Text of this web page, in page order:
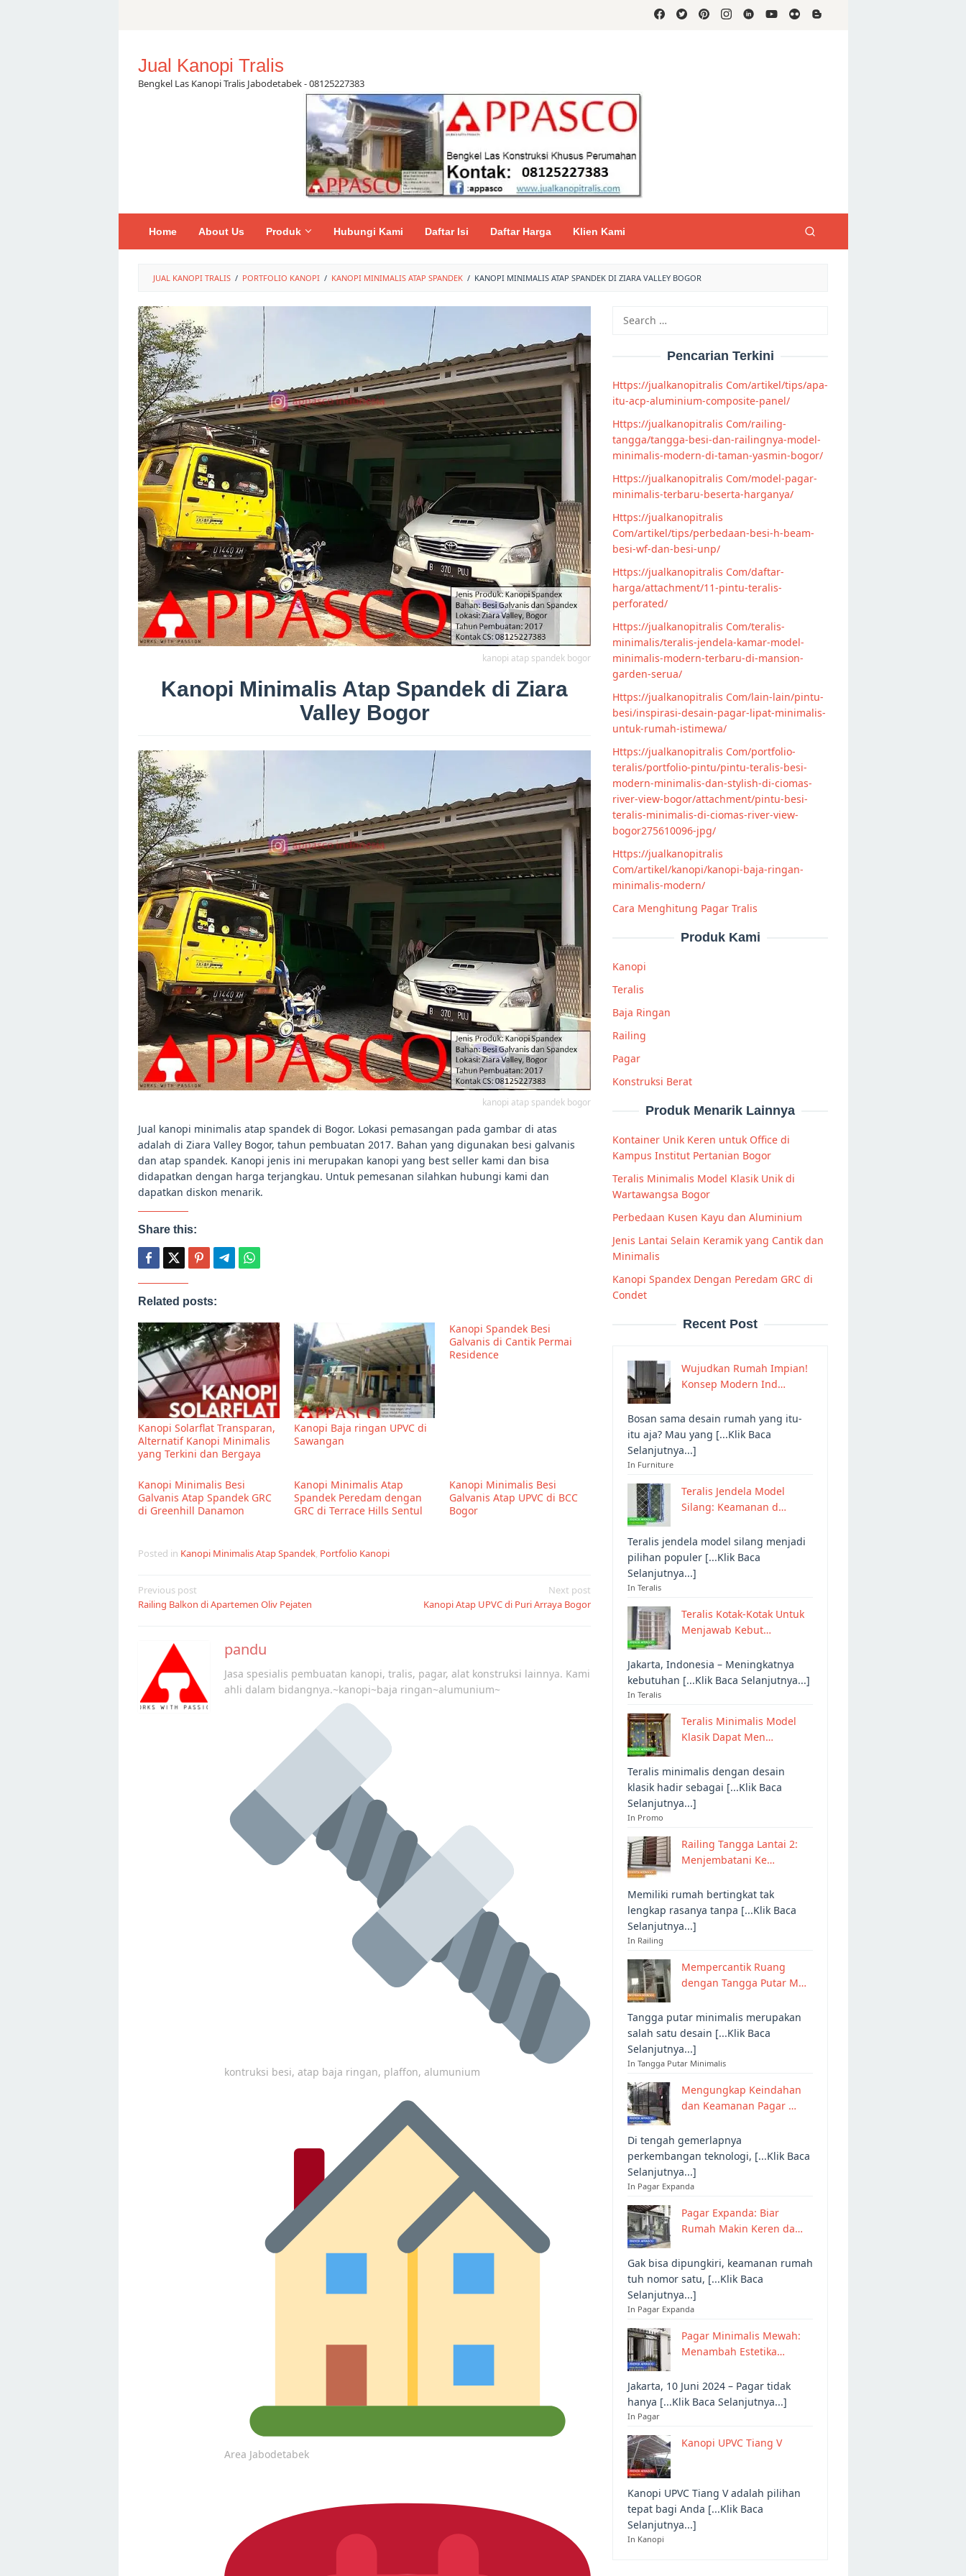
Jual Kanopi Tralis
Bengkel Las Kanopi Tralis Jabodetabek - 08125227383
Home About Us Produk Hubungi Kami Daftar Isi Daftar Harga Klien Kami
JUAL KANOPI TRALIS / PORTFOLIO KANOPI / KANOPI MINIMALIS ATAP SPANDEK / KANOPI MINIMALIS ATAP SPANDEK DI ZIARA VALLEY BOGOR
kanopi atap spandek bogor
Kanopi Minimalis Atap Spandek di Ziara
Valley Bogor
kanopi atap spandek bogor
Jual kanopi minimalis atap spandek di Bogor. Lokasi pemasangan pada gambar di atas
adalah di Ziara Valley Bogor, tahun pembuatan 2017. Bahan yang digunakan besi galvanis
dan atap spandek. Kanopi jenis ini merupakan kanopi yang best seller kami dan bisa
didapatkan dengan harga terjangkau. Untuk pemesanan silahkan hubungi kami dan
dapatkan diskon menarik.
Share this:
Related posts:
Kanopi Solarflat Transparan,
Alternatif Kanopi Minimalis
yang Terkini dan Bergaya
Kanopi Baja ringan UPVC di
Sawangan
Kanopi Spandek Besi
Galvanis di Cantik Permai
Residence
Kanopi Minimalis Besi
Galvanis Atap Spandek GRC
di Greenhill Danamon
Kanopi Minimalis Atap
Spandek Peredam dengan
GRC di Terrace Hills Sentul
Kanopi Minimalis Besi
Galvanis Atap UPVC di BCC
Bogor
Posted in Kanopi Minimalis Atap Spandek, Portfolio Kanopi
Post
navigation
Previous post
Railing Balkon di Apartemen Oliv Pejaten
Next post
Kanopi Atap UPVC di Puri Arraya Bogor
pandu
Jasa spesialis pembuatan kanopi, tralis, pagar, alat konstruksi lainnya. Kami
ahli dalam bidangnya.~kanopi~baja ringan~alumunium~
kontruksi besi, atap baja ringan, plaffon, alumunium
Area Jabodetabek
for:
Pencarian Terkini
Https://jualkanopitralis Com/artikel/tips/apa-
itu-acp-aluminium-composite-panel/
Https://jualkanopitralis Com/railing-
tangga/tangga-besi-dan-railingnya-model-
minimalis-modern-di-taman-yasmin-bogor/
Https://jualkanopitralis Com/model-pagar-
minimalis-terbaru-beserta-harganya/
Https://jualkanopitralis
Com/artikel/tips/perbedaan-besi-h-beam-
besi-wf-dan-besi-unp/
Https://jualkanopitralis Com/daftar-
harga/attachment/11-pintu-teralis-
perforated/
Https://jualkanopitralis Com/teralis-
minimalis/teralis-jendela-kamar-model-
minimalis-modern-terbaru-di-mansion-
garden-serua/
Https://jualkanopitralis Com/lain-lain/pintu-
besi/inspirasi-desain-pagar-lipat-minimalis-
untuk-rumah-istimewa/
Https://jualkanopitralis Com/portfolio-
teralis/portfolio-pintu/pintu-teralis-besi-
modern-minimalis-dan-stylish-di-ciomas-
river-view-bogor/attachment/pintu-besi-
teralis-minimalis-di-ciomas-river-view-
bogor275610096-jpg/
Https://jualkanopitralis
Com/artikel/kanopi/kanopi-baja-ringan-
minimalis-modern/
Cara Menghitung Pagar Tralis
Produk Kami
Kanopi
Teralis
Baja Ringan
Railing
Pagar
Konstruksi Berat
Produk Menarik Lainnya
Kontainer Unik Keren untuk Office di
Kampus Institut Pertanian Bogor
Teralis Minimalis Model Klasik Unik di
Wartawangsa Bogor
Perbedaan Kusen Kayu dan Aluminium
Jenis Lantai Selain Keramik yang Cantik dan
Minimalis
Kanopi Spandex Dengan Peredam GRC di
Condet
Recent Post
Wujudkan Rumah Impian!
Konsep Modern Ind…
Bosan sama desain rumah yang itu-
itu aja? Mau yang [...Klik Baca
Selanjutnya...]
In Furniture
Teralis Jendela Model
Silang: Keamanan d…
Teralis jendela model silang menjadi
pilihan populer [...Klik Baca
Selanjutnya...]
In Teralis
Teralis Kotak-Kotak Untuk
Menjawab Kebut…
Jakarta, Indonesia – Meningkatnya
kebutuhan [...Klik Baca Selanjutnya...]
In Teralis
Teralis Minimalis Model
Klasik Dapat Men…
Teralis minimalis dengan desain
klasik hadir sebagai [...Klik Baca
Selanjutnya...]
In Promo
Railing Tangga Lantai 2:
Menjembatani Ke…
Memiliki rumah bertingkat tak
lengkap rasanya tanpa [...Klik Baca
Selanjutnya...]
In Railing
Mempercantik Ruang
dengan Tangga Putar M…
Tangga putar minimalis merupakan
salah satu desain [...Klik Baca
Selanjutnya...]
In Tangga Putar Minimalis
Mengungkap Keindahan
dan Keamanan Pagar …
Di tengah gemerlapnya
perkembangan teknologi, [...Klik Baca
Selanjutnya...]
In Pagar Expanda
Pagar Expanda: Biar
Rumah Makin Keren da…
Gak bisa dipungkiri, keamanan rumah
tuh nomor satu, [...Klik Baca
Selanjutnya...]
In Pagar Expanda
Pagar Minimalis Mewah:
Menambah Estetika…
Jakarta, 10 Juni 2024 – Pagar tidak
hanya [...Klik Baca Selanjutnya...]
In Pagar
Kanopi UPVC Tiang V
Kanopi UPVC Tiang V adalah pilihan
tepat bagi Anda [...Klik Baca
Selanjutnya...]
In Kanopi